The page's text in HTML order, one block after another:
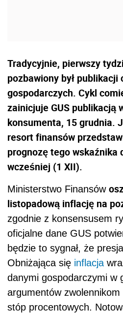
Tradycyjnie, pierwszy
pozbawiony był
gospodarczych. Cykl
zainicjuje GUS publikacją
konsumenta, 15 grudnia.
resort finansów
prognozę tego wskaźnika
wcześniej (1 XII).
Ministerstwo Finansów
listopadową inflację na
zgodnie z konsensusem
oficjalne dane GUS
będzie to sygnał, że
Obniżająca się inflacja
danymi gospodarczymi w
argumentów
stóp procentowych.